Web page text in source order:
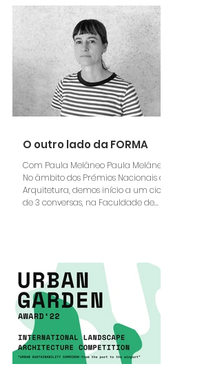
O outro lado da FORMA
Com Paula Melâneo Paula Melâneo
No âmbito dos Prémios Nacionais de
Arquitetura, demos início a um ciclo
de 3 conversas, na Faculdade de...